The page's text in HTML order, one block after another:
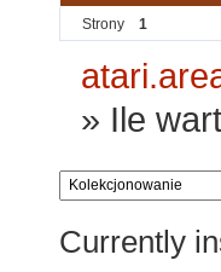
Strony 1
» Ile
Currently